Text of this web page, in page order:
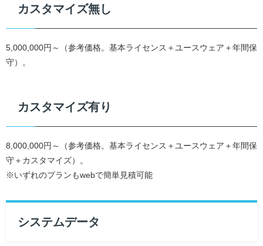
カスタマイズ無し
5,000,000円～（参考価格。基本ライセンス＋ユースウェア＋年間保
守）。
カスタマイズ有り
8,000,000円～（参考価格。基本ライセンス＋ユースウェア＋年間保
守＋カスタマイズ）。
※いずれのプランもwebで簡単見積可能
システムデータ